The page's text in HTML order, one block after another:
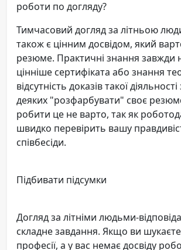
роботи по догляду?
Тимчасовий догляд за літньою
також є цінним досвідом, який
резюме. Практичні знання завжди
цінніше сертифіката або знання
відсутність доказів такої
деяких "розфарбувати" своє
робити це не варто, так як
швидко перевірить вашу
співбесіди.
Підбивати підсумки
Догляд за літніми людьми-
складне завдання. Якщо ви
професії, а у вас немає досвіду